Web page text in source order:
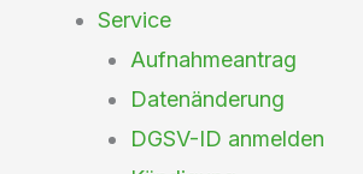
Service
Aufnahmeantrag
Datenänderung
DGSV-ID anmelden